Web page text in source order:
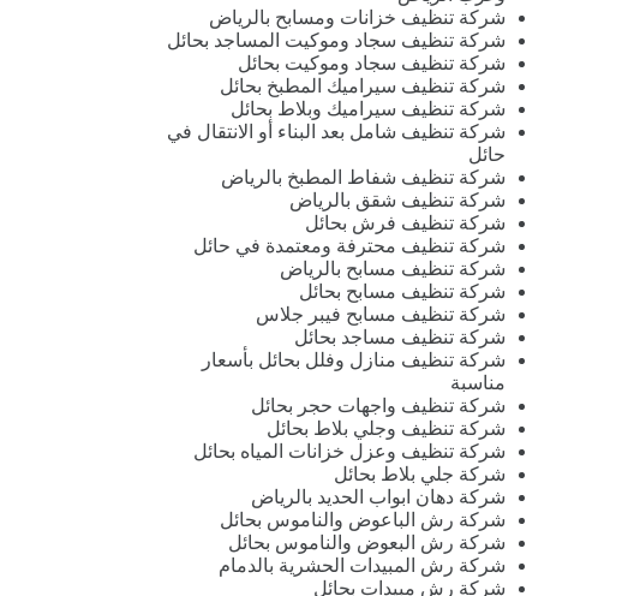
شركة تنظيف خزانات ومسابح بالرياض
شركة تنظيف سجاد وموكيت المساجد بحائل
شركة تنظيف سجاد وموكيت بحائل
شركة تنظيف سيراميك المطبخ بحائل
شركة تنظيف سيراميك وبلاط بحائل
شركة تنظيف شامل بعد البناء أو الانتقال في
حائل
شركة تنظيف شفاط المطبخ بالرياض
شركة تنظيف شقق بالرياض
شركة تنظيف فرش بحائل
شركة تنظيف محترفة ومعتمدة في حائل
شركة تنظيف مسابح بالرياض
شركة تنظيف مسابح بحائل
شركة تنظيف مسابح فيبر جلاس
شركة تنظيف مساجد بحائل
شركة تنظيف منازل وفلل بحائل بأسعار
مناسبة
شركة تنظيف واجهات حجر بحائل
شركة تنظيف وجلي بلاط بحائل
شركة تنظيف وعزل خزانات المياه بحائل
شركة جلي بلاط بحائل
شركة دهان ابواب الحديد بالرياض
شركة رش الباعوض والناموس بحائل
شركة رش البعوض والناموس بحائل
شركة رش المبيدات الحشرية بالدمام
شركة رش مبيدات بحائل